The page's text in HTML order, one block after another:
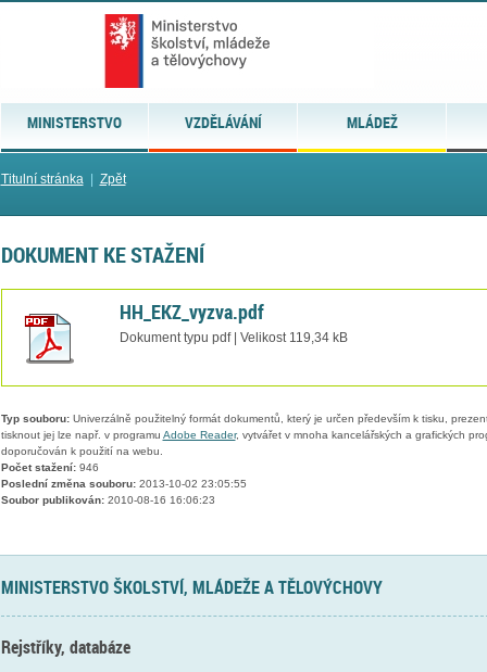
MINISTERSTVO VZDĚLÁVÁNÍ MLÁDEŽ
Titulní stránka| Zpět
DOKUMENT KE STAŽENÍ
HH_EKZ_vyzva.pdf
Dokument typu pdf | Velikost 119,34 kB
Typ souboru:Univerzálně použitelný formát dokumentů, který je určen především k tisku,
tisknout jej lze např. v programu Adobe Reader, vytvářet v mnoha kancelářských a grafických
doporučován k použití na webu.
Počet stažení:946
Poslední změna souboru:2013-10-02 23:05:55
Soubor publikován:2010-08-16 16:06:23
MINISTERSTVO ŠKOLSTVÍ, MLÁDEŽE A TĚLOVÝCHOVY
Rejstříky, databáze